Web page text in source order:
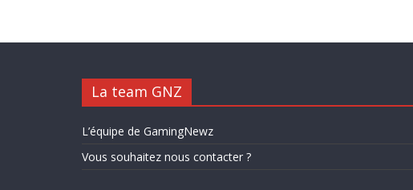
La team GNZ
L’équipe de GamingNewz
Vous souhaitez nous contacter ?